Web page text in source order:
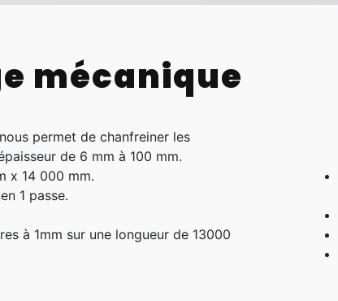
mécanique
permet de chanfreiner les
de 6 mm à 100 mm.
x 14 000 mm.
1 passe.
à 1mm sur une longueur de 13000